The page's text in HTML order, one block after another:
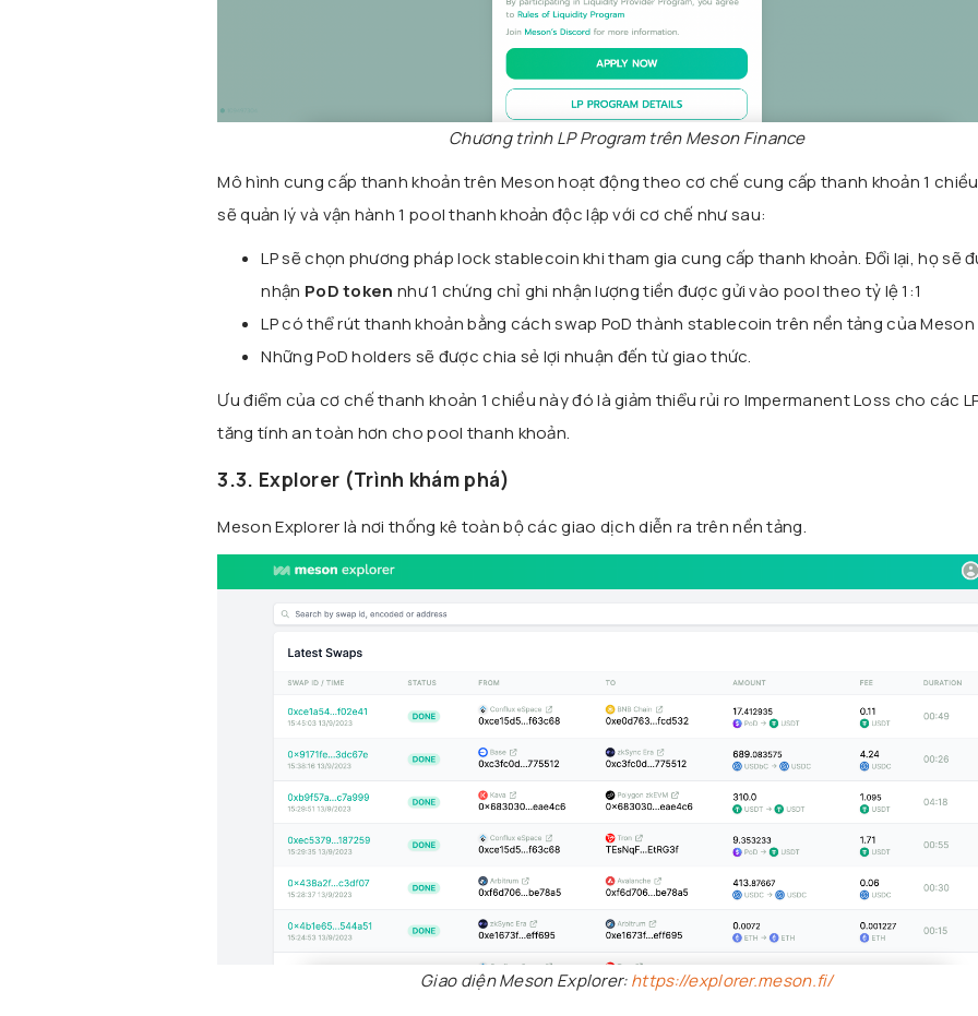
Chương trình LP Program trên Meson Finance
Mô hình cung cấp thanh khoản trên Meson hoạt động theo cơ chế cung cấp thanh khoản 1
sẽ quản lý và vận hành 1 pool thanh khoản độc lập với cơ chế như sau:
LP sẽ chọn phương pháp lock stablecoin khi tham gia cung cấp thanh khoản. Đổi lại, họ sẽ
nhận PoD token như 1 chứng chỉ ghi nhận lượng tiền được gửi vào pool theo tỷ lệ 1:1
LP có thể rút thanh khoản bằng cách swap PoD thành stablecoin trên nền tảng của Meson
Những PoD holders sẽ được chia sẻ lợi nhuận đến từ giao thức.
Ưu điểm của cơ chế thanh khoản 1 chiều này đó là giảm thiểu rủi ro Impermanent Loss cho các
tăng tính an toàn hơn cho pool thanh khoản.
3.3. Explorer (Trình khám phá)
Meson Explorer là nơi thống kê toàn bộ các giao dịch diễn ra trên nền tảng.
Giao diện Meson Explorer:https://explorer.meson.fi/